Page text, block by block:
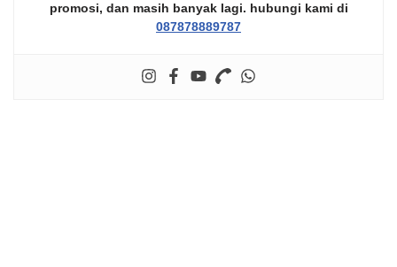
promosi, dan masih banyak lagi. hubungi kami di
087878889787